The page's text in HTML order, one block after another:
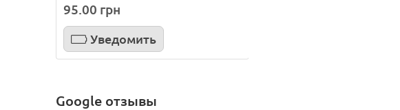
95.00 грн
Уведомить
Google отзывы